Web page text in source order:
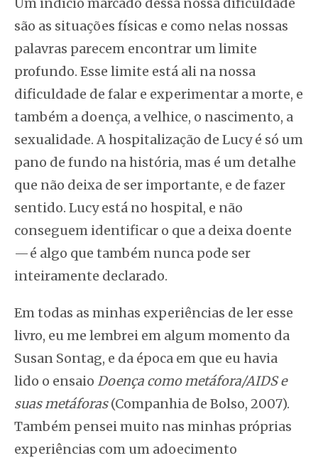
são as situações físicas e como nelas nossas
palavras parecem encontrar um limite
profundo. Esse limite está ali na nossa
dificuldade de falar e experimentar a morte, e
também a doença, a velhice, o nascimento, a
sexualidade. A hospitalização de Lucy é só um
pano de fundo na história, mas é um detalhe
que não deixa de ser importante, e de fazer
sentido. Lucy está no hospital, e não
conseguem identificar o que a deixa doente
— é algo que também nunca pode ser
inteiramente declarado.
Em todas as minhas experiências de ler esse
livro, eu me lembrei em algum momento da
Susan Sontag, e da época em que eu havia
lido o ensaio Doença como metáfora/AIDS e
suas metáforas(Companhia de Bolso, 2007).
Também pensei muito nas minhas próprias
experiências com um adoecimento